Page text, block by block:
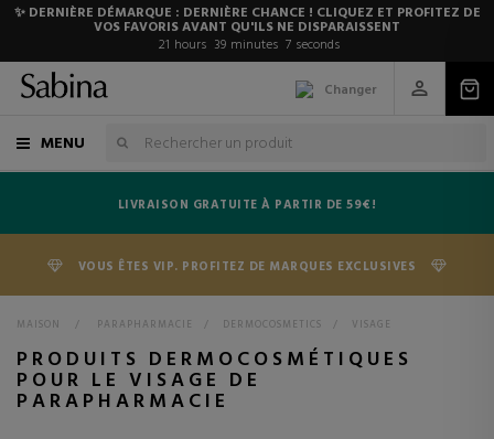
✨ DERNIÈRE DÉMARQUE : DERNIÈRE CHANCE ! CLIQUEZ ET PROFITEZ DE
VOS FAVORIS AVANT QU'ILS NE DISPARAISSENT
21 hours 39 minutes 6 seconds
Changer
MENU
LIVRAISON GRATUITE À PARTIR DE 59€!
VOUS ÊTES VIP. PROFITEZ DE MARQUES EXCLUSIVES
MAISON > PARAPHARMACIE > DERMOCOSMETICS > VISAGE
PRODUITS DERMOCOSMÉTIQUES
POUR LE VISAGE DE
PARAPHARMACIE